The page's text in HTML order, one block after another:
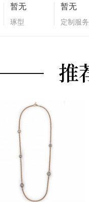
暂无
琢型
暂无
定制服务